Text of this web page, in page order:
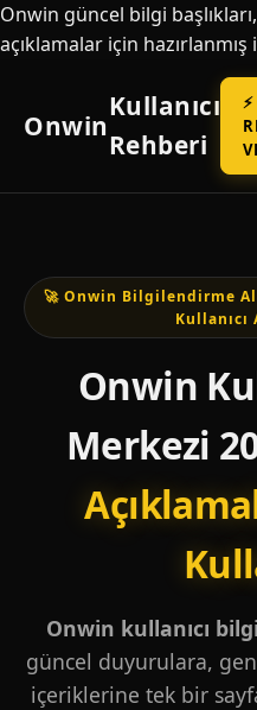
Onwin güncel bilgi
açıklamalar için
Onwin
Kullanıcı
Rehberi
🚀 Onwin Bilgilendirme
Kullanıcı
Onwin
Merkezi
Onwin kullanıcı
güncel duyurulara,
içeriklerine tek bir